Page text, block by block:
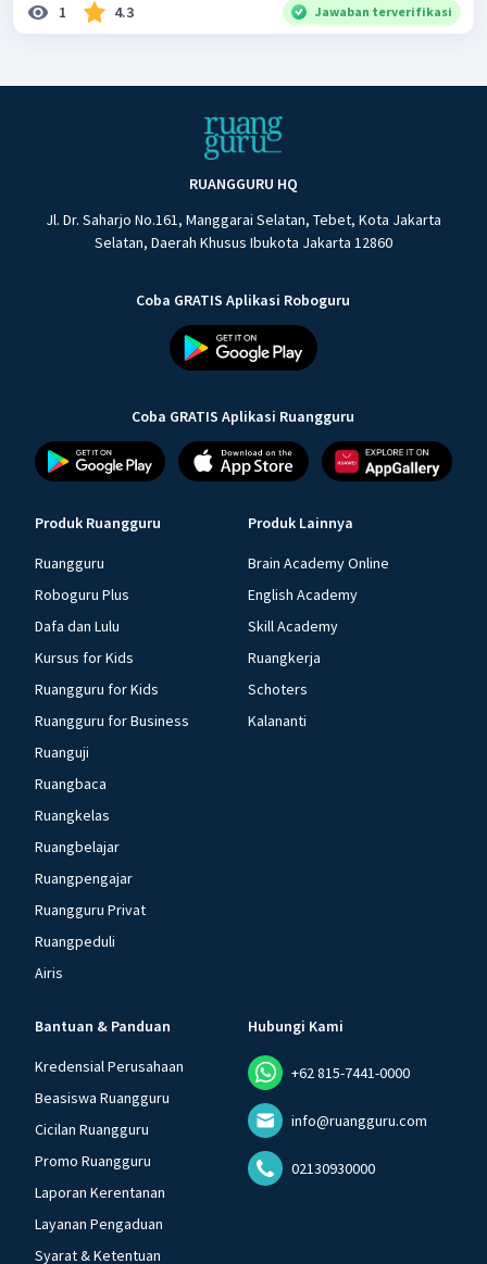
1 4.3 Jawaban terverifikasi
RUANGGURU HQ
Jl. Dr. Saharjo No.161, Manggarai Selatan, Tebet, Kota Jakarta
Selatan, Daerah Khusus Ibukota Jakarta 12860
Coba GRATIS Aplikasi Roboguru
Coba GRATIS Aplikasi Ruangguru
Produk Ruangguru
Ruangguru
Roboguru Plus
Dafa dan Lulu
Kursus for Kids
Ruangguru for Kids
Ruangguru for Business
Ruanguji
Ruangbaca
Ruangkelas
Ruangbelajar
Ruangpengajar
Ruangguru Privat
Ruangpeduli
Airis
Produk Lainnya
Brain Academy Online
English Academy
Skill Academy
Ruangkerja
Schoters
Kalananti
Bantuan & Panduan
Kredensial Perusahaan
Beasiswa Ruangguru
Cicilan Ruangguru
Promo Ruangguru
Laporan Kerentanan
Layanan Pengaduan
Syarat & Ketentuan
Hubungi Kami
+62 815-7441-0000
info@ruangguru.com
02130930000